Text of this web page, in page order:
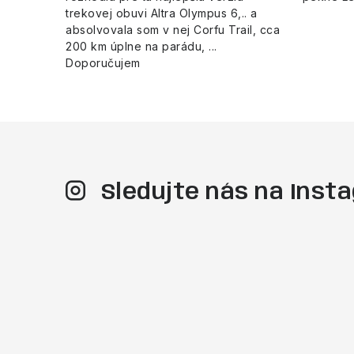
trekovej obuvi Altra Olympus 6,.. a
absolvovala som v nej Corfu Trail, cca
200 km úplne na parádu, ...
Doporučujem
Sledujte nás na